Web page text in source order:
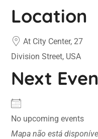
Location
At City Center, 27
Division Street, USA
Next
No upcoming events
Mapa não está